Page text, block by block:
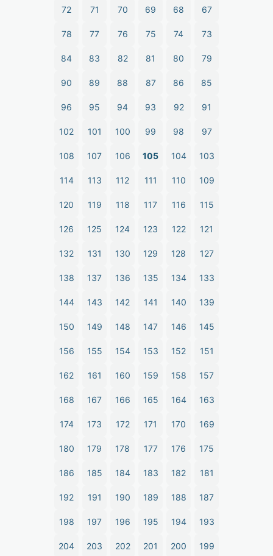
67
68
69
70
71
72
73
74
75
76
77
78
79
80
81
82
83
84
85
86
87
88
89
90
91
92
93
94
95
96
97
98
99
100
101
102
103
104
105
106
107
108
109
110
111
112
113
114
115
116
117
118
119
120
121
122
123
124
125
126
127
128
129
130
131
132
133
134
135
136
137
138
139
140
141
142
143
144
145
146
147
148
149
150
151
152
153
154
155
156
157
158
159
160
161
162
163
164
165
166
167
168
169
170
171
172
173
174
175
176
177
178
179
180
181
182
183
184
185
186
187
188
189
190
191
192
193
194
195
196
197
198
199
200
201
202
203
204